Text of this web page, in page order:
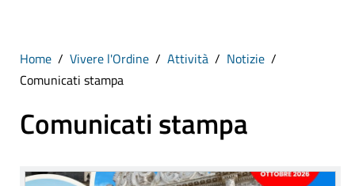
Home Vivere l'Ordine Attività
Notizie
Comunicati stampa
Comunicati stampa